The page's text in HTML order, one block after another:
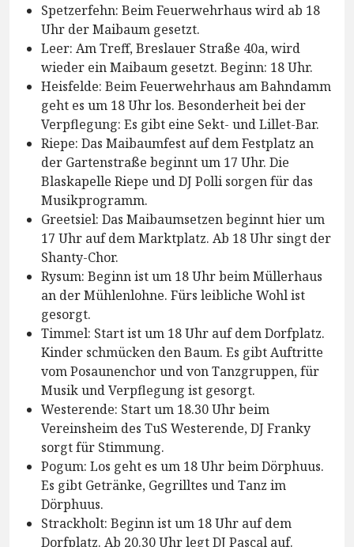
Spetzerfehn: Beim Feuerwehrhaus wird ab 18
Uhr der Maibaum gesetzt.
Leer: Am Treff, Breslauer Straße 40a, wird
wieder ein Maibaum gesetzt. Beginn: 18 Uhr.
Heisfelde: Beim Feuerwehrhaus am Bahndamm
geht es um 18 Uhr los. Besonderheit bei der
Verpflegung: Es gibt eine Sekt- und Lillet-Bar.
Riepe: Das Maibaumfest auf dem Festplatz an
der Gartenstraße beginnt um 17 Uhr. Die
Blaskapelle Riepe und DJ Polli sorgen für das
Musikprogramm.
Greetsiel: Das Maibaumsetzen beginnt hier um
17 Uhr auf dem Marktplatz. Ab 18 Uhr singt der
Shanty-Chor.
Rysum: Beginn ist um 18 Uhr beim Müllerhaus
an der Mühlenlohne. Fürs leibliche Wohl ist
gesorgt.
Timmel: Start ist um 18 Uhr auf dem Dorfplatz.
Kinder schmücken den Baum. Es gibt Auftritte
vom Posaunenchor und von Tanzgruppen, für
Musik und Verpflegung ist gesorgt.
Westerende: Start um 18.30 Uhr beim
Vereinsheim des TuS Westerende, DJ Franky
sorgt für Stimmung.
Pogum: Los geht es um 18 Uhr beim Dörphuus.
Es gibt Getränke, Gegrilltes und Tanz im
Dörphuus.
Strackholt: Beginn ist um 18 Uhr auf dem
Dorfplatz. Ab 20.30 Uhr legt DJ Pascal auf.